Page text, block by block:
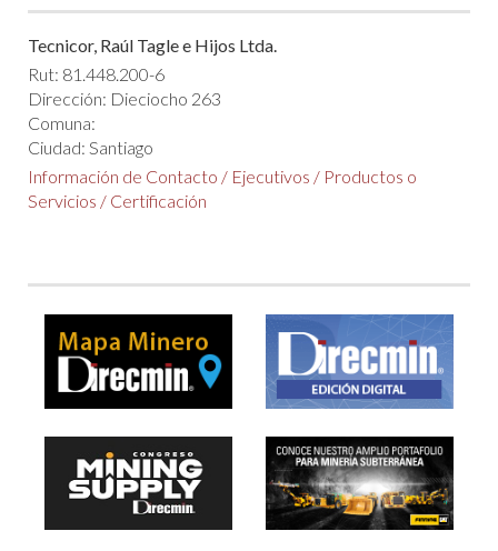
Tecnicor, Raúl Tagle e Hijos Ltda.
Rut: 81.448.200-6
Dirección: Dieciocho 263
Comuna:
Ciudad: Santiago
Información de Contacto / Ejecutivos / Productos o
Servicios / Certificación